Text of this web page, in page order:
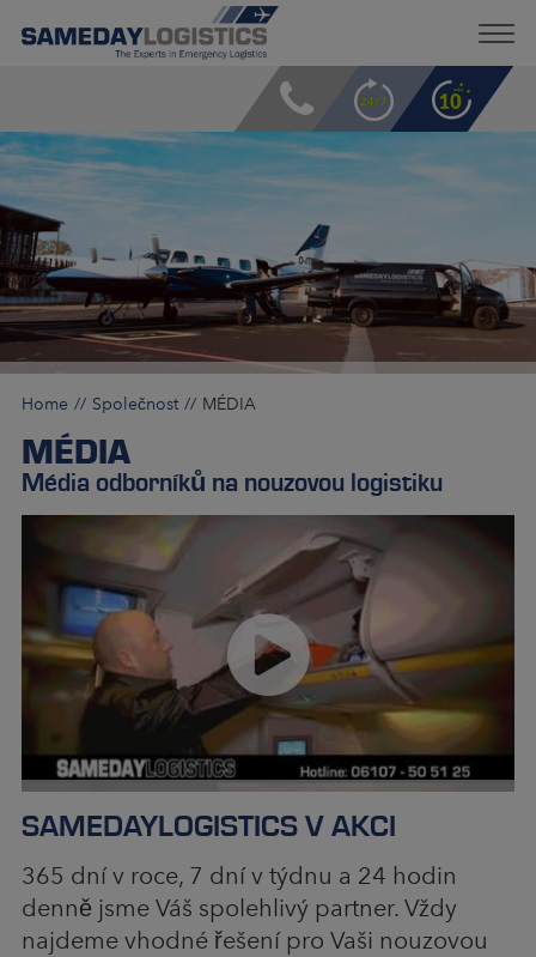
Home Společnost MÉDIA
MÉDIA
Média odborníků na nouzovou logistiku
SAMEDAYLOGISTICS V AKCI
365 dní v roce, 7 dní v týdnu a 24 hodin
denně jsme Váš spolehlivý partner. Vždy
najdeme vhodné řešení pro Vaši nouzovou